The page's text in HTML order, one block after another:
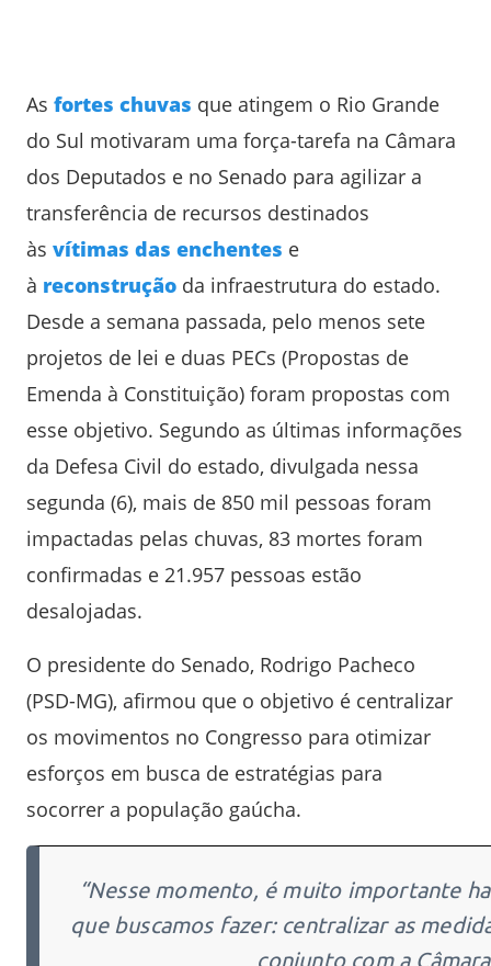
As fortes chuvas que atingem o Rio Grande
do Sul motivaram uma força-tarefa na Câmara
dos Deputados e no Senado para agilizar a
transferência de recursos destinados
às vítimas das enchentes e
à reconstrução da infraestrutura do estado.
Desde a semana passada, pelo menos sete
projetos de lei e duas PECs (Propostas de
Emenda à Constituição) foram propostas com
esse objetivo. Segundo as últimas informações
da Defesa Civil do estado, divulgada nessa
segunda (6), mais de 850 mil pessoas foram
impactadas pelas chuvas, 83 mortes foram
confirmadas e 21.957 pessoas estão
desalojadas.
O presidente do Senado, Rodrigo Pacheco
(PSD-MG), afirmou que o objetivo é centralizar
os movimentos no Congresso para otimizar
esforços em busca de estratégias para
socorrer a população gaúcha.
“Nesse momento, é muito importante
que buscamos fazer: centralizar as
conjunto com a